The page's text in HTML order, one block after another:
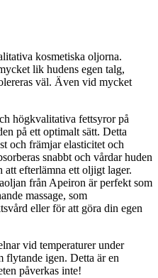
kosmetiska oljorna.
lik hudens egen talg,
väl. Även vid mycket
högkvalitativa fettsyror på
på ett optimalt sätt. Detta
och främjar elasticitet och
snabbt och vårdar huden
att efterlämna ett oljigt lager.
från Apeiron är perfekt som
massage, som
eller för att göra din egen
vid temperaturer under
flytande igen. Detta är en
påverkas inte!